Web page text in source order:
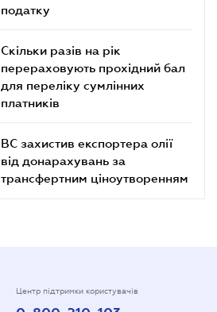
податку
Скільки разів на рік
перераховують прохідний бал
для переліку сумлінних
платників
ВС захистив експортера олії
від донарахувань за
трансфертним ціноутворенням
Центр підтримки користувачів